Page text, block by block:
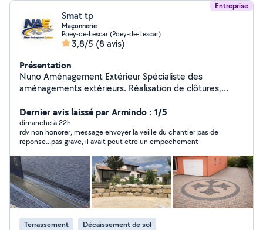
Entreprise
Smat tp
Maçonnerie
Poey-de-Lescar (Poey-de-Lescar)
3,8/5 (8 avis)
Présentation
Nuno Aménagement Extérieur Spécialiste des
aménagements extérieurs. Réalisation de clôtures,
béton et rénovation d'espaces extérieurs.
Dernier avis laissé par Armindo : 1/5
dimanche à 22h
rdv non honorer, message envoyer la veille du chantier pas de
reponse...pas grave, il avait peut etre un empechement
Terrassement Décaissement de sol